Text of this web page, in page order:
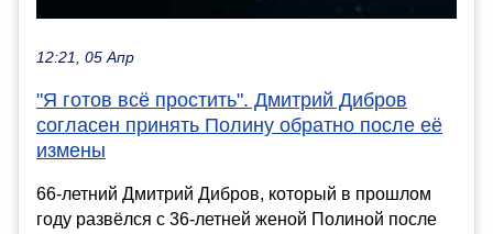
12:21, 05 Апр
"Я готов всё простить". Дмитрий Дибров
согласен принять Полину обратно после её
измены
66-летний Дмитрий Дибров, который в прошлом
году развёлся с 36-летней женой Полиной после